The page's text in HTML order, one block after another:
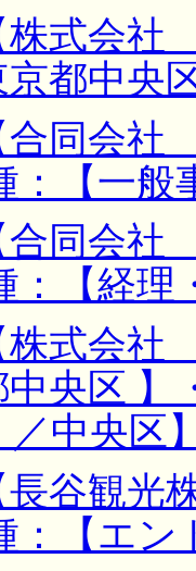
株式会
京都中央
合同会社
：【一般
合同会社
：【経理
株式会
中央区
／中央区
谷観光
：【エ